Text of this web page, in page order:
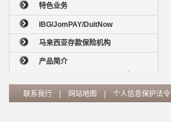
特色业务
IBG/JomPAY/DuitNow
马来西亚存款保险机构
产品简介
联系我行 网站地图 个人信息保护法令